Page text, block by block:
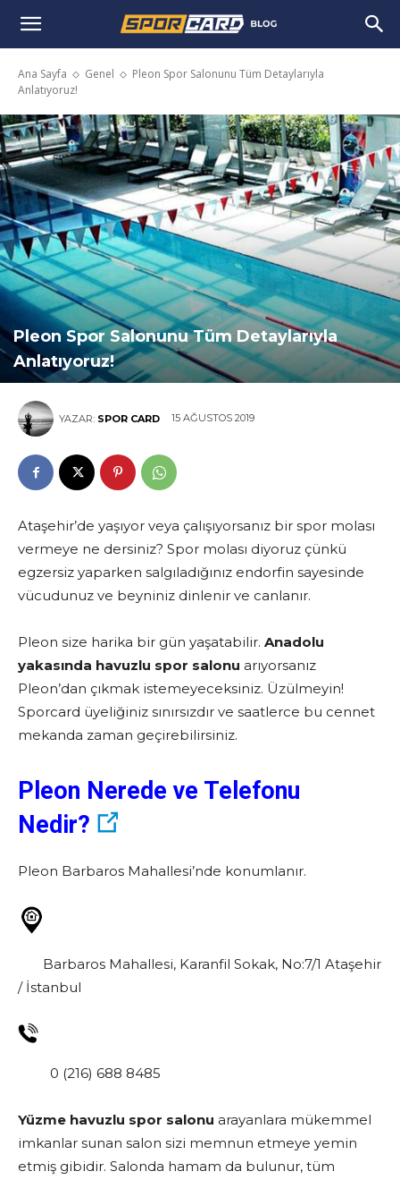
Ana Sayfa Genel
Pleon Spor Salonunu Tüm Detaylarıyla
Anlatıyoruz!
Pleon Spor Salonunu Tüm Detaylarıyla
Anlatıyoruz!
YAZAR: SPOR CARD 15 AĞUSTOS 2019
Ataşehir’de yaşıyor veya çalışıyorsanız bir spor molası
vermeye ne dersiniz? Spor molası diyoruz çünkü
egzersiz yaparken salgıladığınız endorfin sayesinde
vücudunuz ve beyniniz dinlenir ve canlanır.
Pleon size harika bir gün yaşatabilir. Anadolu
yakasında havuzlu spor salonu arıyorsanız
Pleon’dan çıkmak istemeyeceksiniz. Üzülmeyin!
Sporcard üyeliğiniz sınırsızdır ve saatlerce bu cennet
mekanda zaman geçirebilirsiniz.
Pleon Nerede ve Telefonu
Nedir?
Pleon Barbaros Mahallesi’nde konumlanır.
Barbaros Mahallesi, Karanfil Sokak, No:7/1 Ataşehir
/ İstanbul
0 (216) 688 8485
Yüzme havuzlu spor salonu arayanlara mükemmel
imkanlar sunan salon sizi memnun etmeye yemin
etmiş gibidir. Salonda hamam da bulunur, tüm